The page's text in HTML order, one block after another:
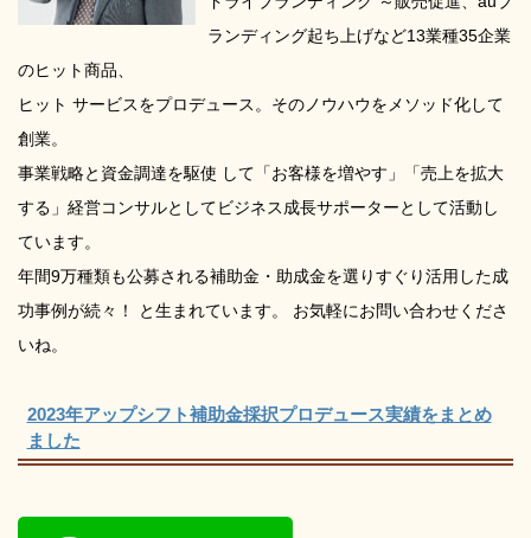
ランディング起ち上げなど13業種35企業
のヒット商品、
ヒット サービスをプロデュース。そのノウハウをメソッド化して
創業。
事業戦略と資金調達を駆使 して「お客様を増やす」「売上を拡大
する」経営コンサルとしてビジネス成長サポーターとして活動し
ています。
年間9万種類も公募される補助金・助成金を選りすぐり活用した成
功事例が続々！ と生まれています。 お気軽にお問い合わせくださ
いね。
2023年アップシフト補助金採択プロデュース実績をまとめ
ました